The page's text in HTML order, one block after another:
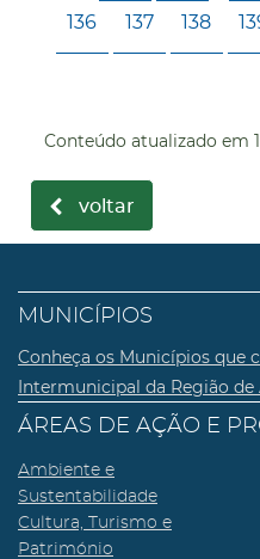
136 137 138
Conteúdo atualizado em
voltar
MUNICÍPIOS
Conheça os Municípios que
Intermunicipal da Região de
ÁREAS DE AÇÃO E
Ambiente e
Sustentabilidade
Cultura, Turismo e
Património